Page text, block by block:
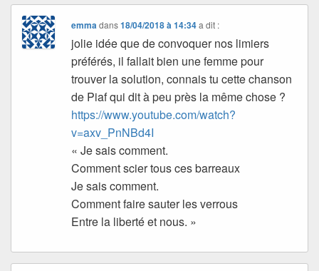
emmadans18/04/2018 à 14:34 a dit :
jolie idée que de convoquer nos limiers
préférés, il fallait bien une femme pour
trouver la solution, connais tu cette chanson
de Piaf qui dit à peu près la même chose ?
https://www.youtube.com/watch?
v=axv_PnNBd4I
« Je sais comment.
Comment scier tous ces barreaux
Je sais comment.
Comment faire sauter les verrous
Entre la liberté et nous. »